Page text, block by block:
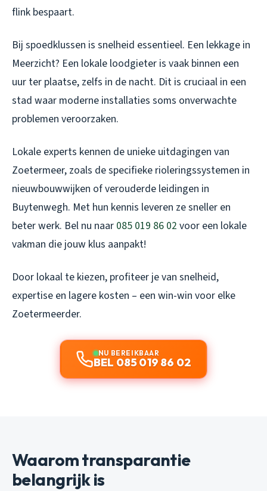
flink bespaart.
Bij spoedklussen is snelheid essentieel. Een lekkage in
Meerzicht? Een lokale loodgieter is vaak binnen een
uur ter plaatse, zelfs in de nacht. Dit is cruciaal in een
stad waar moderne installaties soms onverwachte
problemen veroorzaken.
Lokale experts kennen de unieke uitdagingen van
Zoetermeer, zoals de specifieke rioleringssystemen in
nieuwbouwwijken of verouderde leidingen in
Buytenwegh. Met hun kennis leveren ze sneller en
beter werk. Bel nu naar 085 019 86 02 voor een lokale
vakman die jouw klus aanpakt!
Door lokaal te kiezen, profiteer je van snelheid,
expertise en lagere kosten – een win-win voor elke
Zoetermeerder.
NU BEREIKBAAR
BEL 085 019 86 02
Waarom transparantie
belangrijk is